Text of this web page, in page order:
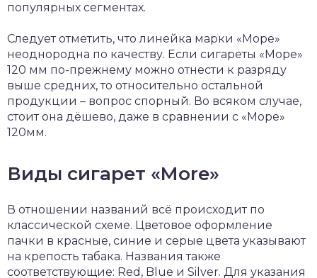
популярных сегментах.
Следует отметить, что линейка марки «Море»
неоднородна по качеству. Если сигареты «Море»
120 мм по-прежнему можно отнести к разряду
выше средних, то относительно остальной
продукции – вопрос спорный. Во всяком случае,
стоит она дёшево, даже в сравнении с «Море»
120мм.
Виды сигарет «More»
В отношении названий всё происходит по
классической схеме. Цветовое оформление
пачки в красные, синие и серые цвета указывают
на крепость табака. Названия также
соответствующие: Red, Blue и Silver. Для указания